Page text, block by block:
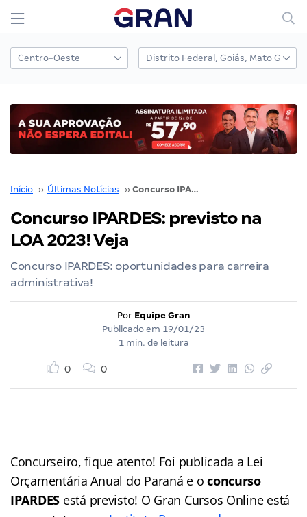
Início ›› Últimas Notícias ›› Concurso IPARDES: previsto na LOA 2023! Veja
Concurso IPARDES: previsto na
LOA 2023! Veja
Concurso IPARDES: oportunidades para carreira
administrativa!
Por Equipe Gran
Publicado em 19/01/23
1 min. de leitura
0 0
Concurseiro, fique atento! Foi publicada a Lei
Orçamentária Anual do Paraná e oconcurso
IPARDES está previsto! O Gran Cursos Online está